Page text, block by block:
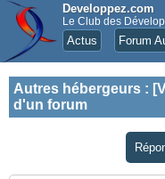
Developpez.com
Le Club des
Actus Forum
Autres hébergeurs :
d'un forum